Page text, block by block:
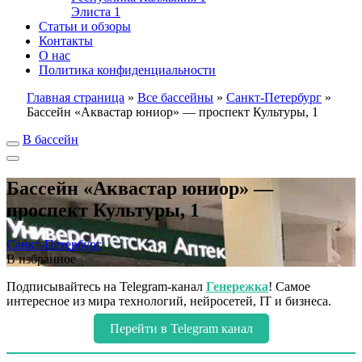
Элиста 1
Статьи и обзоры
Контакты
О нас
Политика конфиденциальности
Главная страница » Все бассейны » Санкт-Петербург »
Бассейн «Аквастар юниор» — проспект Культуры, 1
В бассейн
Бассейн «Аквастар юниор» —
проспект Культуры, 1
Санкт-Петербург
В избранное
Подписывайтесь на Telegram-канал Генережка! Самое
интересное из мира технологий, нейросетей, IT и бизнеса.
Перейти в Telegram канал